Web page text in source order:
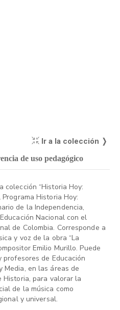
Ir a la colección ❭
de uso pedagógico
colección “Historia Hoy:
Historia Hoy:
de la Independencia,
Nacional con el
de Colombia. Corresponde a
y voz de la obra “La
Emilio Murillo. Puede
de Educación
Media, en las áreas de
Historia, para valorar la
de la música como
y universal.